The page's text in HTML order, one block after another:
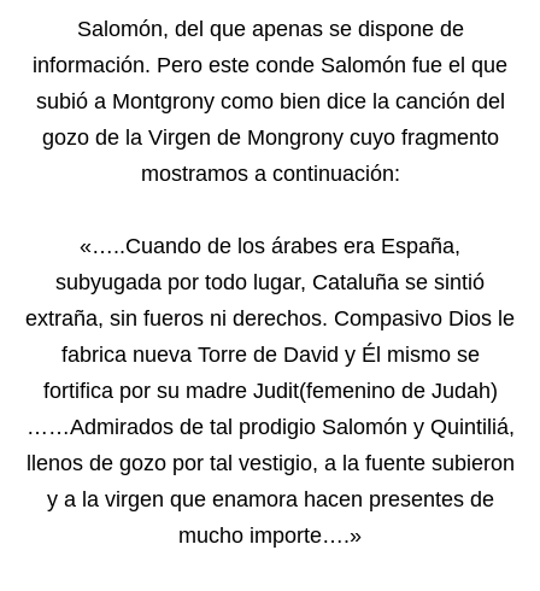
Salomón, del que apenas se dispone de
información. Pero este conde Salomón fue el que
subió a Montgrony como bien dice la canción del
gozo de la Virgen de Mongrony cuyo fragmento
mostramos a continuación:
«…..Cuando de los árabes era España,
subyugada por todo lugar, Cataluña se sintió
extraña, sin fueros ni derechos. Compasivo Dios le
fabrica nueva Torre de David y Él mismo se
fortifica por su madre Judit(femenino de Judah)
……Admirados de tal prodigio Salomón y Quintiliá,
llenos de gozo por tal vestigio, a la fuente subieron
y a la virgen que enamora hacen presentes de
mucho importe….»